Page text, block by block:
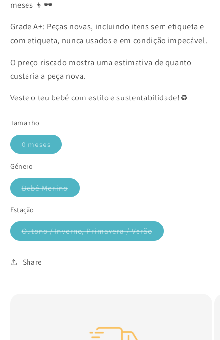
meses 👦🕶️
Grade A+: Peças novas, incluindo itens sem etiqueta e
com etiqueta, nunca usados e em condição impecável.
O preço riscado mostra uma estimativa de quanto
custaria a peça nova.
Veste o teu bebé com estilo e sustentabilidade!♻️
Tamanho
0 meses
Variante
Género
Bebé Menino
Variante
Estação
Outono / Inverno, Primavera / Verão
Share